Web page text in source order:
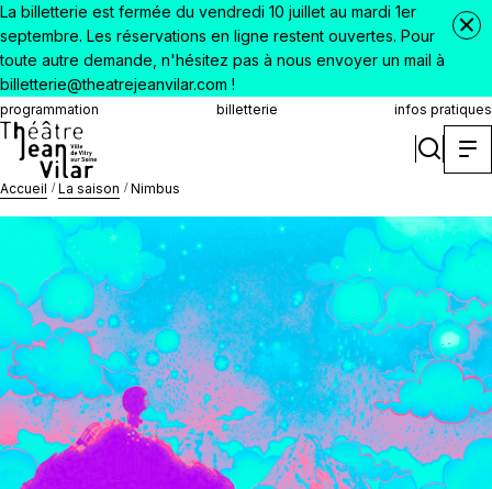
La billetterie est fermée du vendredi 10 juillet au mardi 1er
septembre. Les réservations en ligne restent ouvertes. Pour
toute autre demande, n'hésitez pas à nous envoyer un mail à
billetterie@theatrejeanvilar.com !
programmation billetterie infos pratiques
Accueil La saison Nimbus